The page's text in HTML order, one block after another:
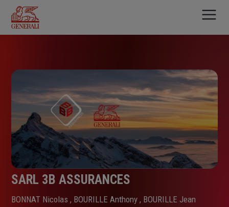
contenu
principal
SARL 3B ASSURANCES
BONNAT Nicolas , BOURILLE Anthony , BOURILLE Jean